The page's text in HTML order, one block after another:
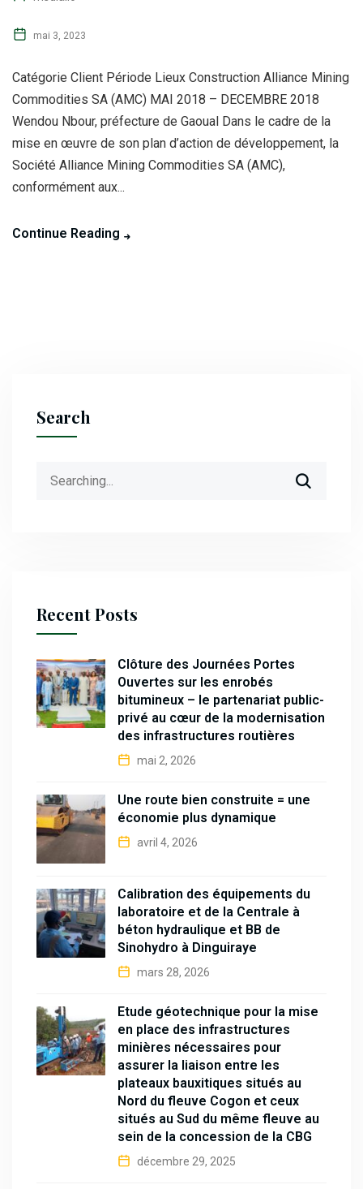
mai 3, 2023
Catégorie Client Période Lieux Construction Alliance Mining
Commodities SA (AMC) MAI 2018 – DECEMBRE 2018
Wendou Nbour, préfecture de Gaoual Dans le cadre de la
mise en œuvre de son plan d’action de développement, la
Société Alliance Mining Commodities SA (AMC),
conformément aux...
Continue Reading
Search
Recent Posts
Clôture des Journées Portes
Ouvertes sur les enrobés
bitumineux – le partenariat public-
privé au cœur de la modernisation
des infrastructures routières
mai 2, 2026
Une route bien construite = une
économie plus dynamique
avril 4, 2026
Calibration des équipements du
laboratoire et de la Centrale à
béton hydraulique et BB de
Sinohydro à Dinguiraye
mars 28, 2026
Étude géotechnique pour la mise
en place des infrastructures
minières nécessaires pour
assurer la liaison entre les
plateaux bauxitiques situés au
Nord du fleuve Cogon et ceux
situés au Sud du même fleuve au
sein de la concession de la CBG
décembre 29, 2025